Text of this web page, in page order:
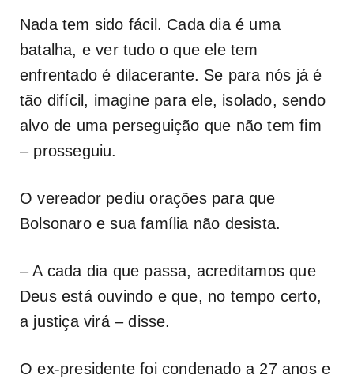
Nada tem sido fácil. Cada dia é uma
batalha, e ver tudo o que ele tem
enfrentado é dilacerante. Se para nós já é
tão difícil, imagine para ele, isolado, sendo
alvo de uma perseguição que não tem fim
– prosseguiu.
O vereador pediu orações para que
Bolsonaro e sua família não desista.
– A cada dia que passa, acreditamos que
Deus está ouvindo e que, no tempo certo,
a justiça virá – disse.
O ex-presidente foi condenado a 27 anos e